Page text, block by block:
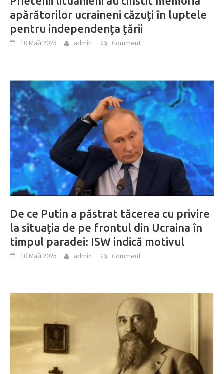
apărătorilor ucraineni căzuți în luptele
pentru independența țării
10 Май 2025 admin Comment
De ce Putin a păstrat tăcerea cu privire
la situația de pe frontul din Ucraina în
timpul paradei: ISW indică motivul
10 Май 2025 admin Comment